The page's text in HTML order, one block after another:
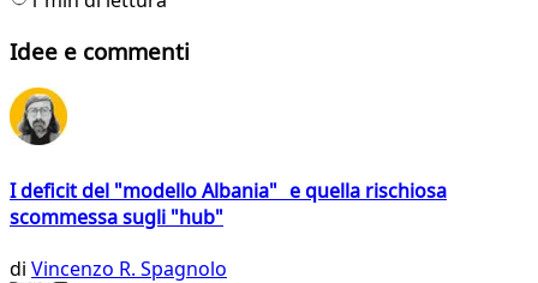
Idee e commenti
I deficit del "modello Albania" e quella rischiosa
scommessa sugli "hub"
di Vincenzo R. Spagnolo